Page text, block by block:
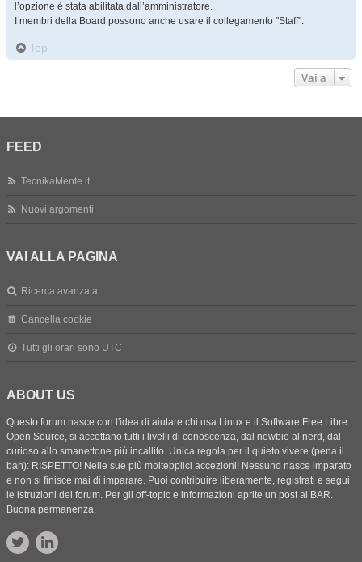
l’opzione è stata abilitata dall’amministratore.
I membri della Board possono anche usare il collegamento "Staff".
Top
Vai a
FEED
TecnikaMente.it
Nuovi argomenti
VAI ALLA PAGINA
Ricerca avanzata
Cancella cookie
Tutti gli orari sono UTC
ABOUT US
Questo forum nasce con l'idea di aiutare chi usa Linux e il Software Free Libre
Open Source, si accettano tutti i livelli di conoscenza, dal newbie al nerd, dal
curioso allo smanettone più incallito. Unica regola per il quieto vivere (pena il
ban): RISPETTO! Nelle sue più moltepplici accezioni! Nessuno nasce imparato
e non si finisce mai di imparare. Puoi contribuire liberamente, registrati e segui
le istruzioni del forum. Per gli off-topic e informazioni aprite un post al BAR.
Buona permanenza.